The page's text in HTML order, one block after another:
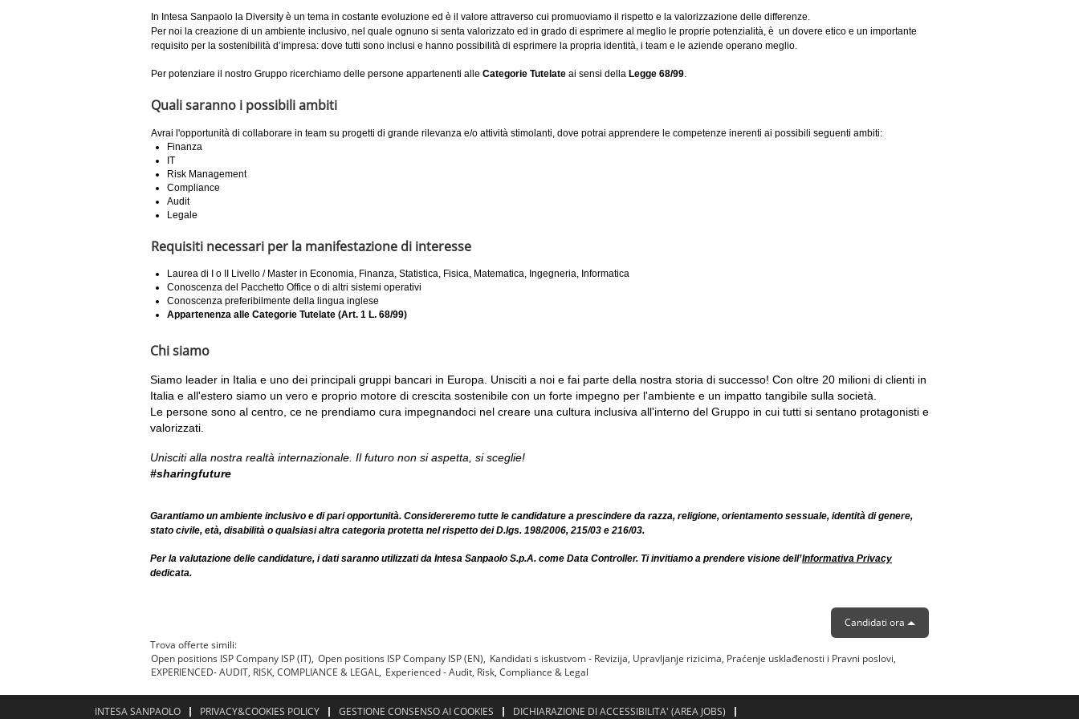
In Intesa Sanpaolo la Diversity è un tema in costante evoluzione ed è il valore attraverso cui promuoviamo il rispetto e la valorizzazione delle differenze.
Per noi la creazione di un ambiente inclusivo, nel quale ognuno si senta valorizzato ed in grado di esprimere al meglio le proprie potenzialità, è un dovere etico e un importante
requisito per la sostenibilità d’impresa: dove tutti sono inclusi e hanno possibilità di esprimere la propria identità, i team e le aziende operano meglio.
Per potenziare il nostro Gruppo ricerchiamo delle persone appartenenti alle Categorie Tutelate ai sensi della Legge 68/99
Quali saranno i possibili ambiti
Avrai l'opportunità di collaborare in team su progetti di grande rilevanza e/o attività stimolanti, dove potrai apprendere le competenze inerenti ai possibili seguenti ambiti:
Finanza
IT
Risk Management
Compliance
Audit
Legale
Requisiti necessari per la manifestazione di interesse
Laurea di I o II Livello / Master in Economia, Finanza, Statistica, Fisica, Matematica, Ingegneria, Informatica
Conoscenza del Pacchetto Office o di altri sistemi operativi
Conoscenza preferibilmente della lingua inglese
Appartenenza alle Categorie Tutelate (Art. 1 L. 68/99)
Chi siamo
Siamo leader in Italia e uno dei principali gruppi bancari in Europa. Unisciti a noi e fai parte della nostra storia di successo! Con oltre 20 milioni di clienti in
Italia e all'estero siamo un vero e proprio motore di crescita sostenibile con un forte impegno per l'ambiente e un impatto tangibile sulla società.
Le persone sono al centro, ce ne prendiamo cura impegnandoci nel creare una cultura inclusiva all'interno del Gruppo in cui tutti si sentano protagonisti e
valorizzati.
Unisciti alla nostra realtà internazionale. Il futuro non si aspetta, si sceglie!
#sharingfuture
Garantiamo un ambiente inclusivo e di pari opportunità. Considereremo tutte le candidature a prescindere da razza, religione, orientamento sessuale, identità di genere,
stato civile, età, disabilità o qualsiasi altra categoria protetta nel rispetto dei D.lgs. 198/2006, 215/03 e 216/03.
Per la valutazione delle candidature, i dati saranno utilizzati da Intesa Sanpaolo S.p.A. come Data Controller. Ti invitiamo a prendere visione dell’Informativa Privacy
dedicata.
Candidati ora
Trova offerte simili:
Open positions ISP Company ISP (IT), Open positions ISP Company ISP (EN), Kandidati s iskustvom - Revizija, Upravljanje rizicima, Praćenje usklađenosti i Pravni poslovi,
EXPERIENCED- AUDIT, RISK, COMPLIANCE & LEGAL, Experienced - Audit, Risk, Compliance & Legal
INTESA SANPAOLO PRIVACY&COOKIES POLICY GESTIONE CONSENSO AI COOKIES
DICHIARAZIONE DI ACCESSIBILITA' (AREA JOBS)